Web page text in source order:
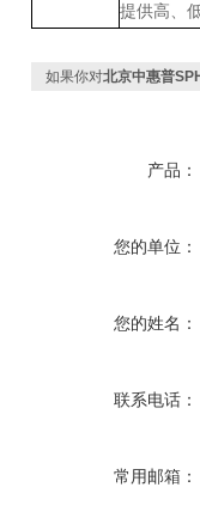
提供高、
如果你对北京中惠普
产品：
您的单位：
您的姓名：
联系电话：
常用邮箱：